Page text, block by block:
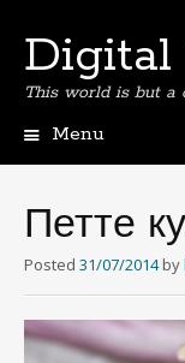
Digital
This world is but a
Menu
content
Петте
Posted 31/07/2014 by